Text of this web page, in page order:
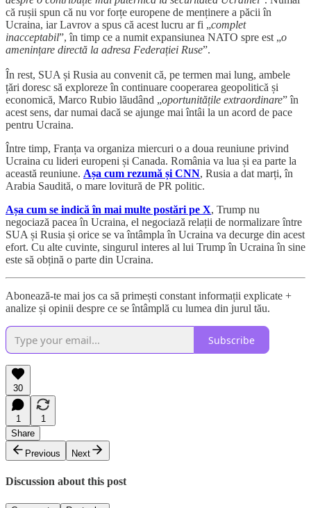
că rușii spun că nu vor forțe europene de menținere a păcii în
Ucraina, iar Lavrov a spus că acest lucru ar fi „complet
inacceptabil”, în timp ce a numit expansiunea NATO spre est „o
amenințare directă la adresa Federației Ruse”.
În rest, SUA și Rusia au convenit că, pe termen mai lung, ambele
țări doresc să exploreze în continuare cooperarea geopolitică și
economică, Marco Rubio lăudând „oportunitățile extraordinare” în
acest sens, dar numai dacă se ajunge mai întâi la un acord de pace
pentru Ucraina.
Între timp, Franța va organiza miercuri o a doua reuniune privind
Ucraina cu lideri europeni și Canada. România va lua și ea parte la
această reuniune. Așa cum rezumă și CNN, Rusia a dat marți, în
Arabia Saudită, o mare lovitură de PR politic.
Așa cum se indică în mai multe postări pe X, Trump nu
negociază pacea în Ucraina, el negociază relații de normalizare între
SUA și Rusia și orice se va întâmpla în Ucraina va decurge din acest
efort. Cu alte cuvinte, singurul interes al lui Trump în Ucraina în sine
este să obțină o parte din Ucraina.
Abonează-te mai jos ca să primești constant informații explicate +
analize și opinii despre ce se întâmplă cu lumea din jurul tău.
Subscribe
30
1
1
Share
Previous
Next
Discussion about this post